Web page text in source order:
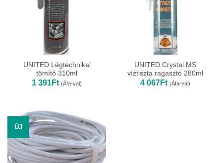
UNITED Légtechnikai
tömítő 310ml
1 391Ft (Áfa-val)
UNITED Crystal MS
víztiszta ragasztó 280ml
4 067Ft (Áfa-val)
ÚJ